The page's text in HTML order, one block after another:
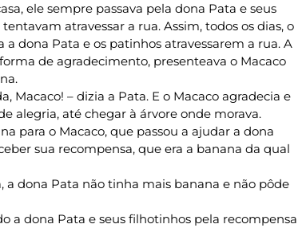
ele sempre passava pela dona Pata e seus
atravessar a rua. Assim, todos os dias, o
a dona Pata e os patinhos atravessarem a rua. A
de agradecimento, presenteava o Macaco
Macaco! – dizia a Pata. E o Macaco agradecia e
alegria, até chegar à árvore onde morava.
para o Macaco, que passou a ajudar a dona
sua recompensa, que era a banana da qual
a dona Pata não tinha mais banana e não pôde
a dona Pata e seus filhotinhos pela recompensa